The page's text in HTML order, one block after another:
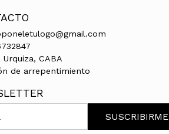
Urquiza, CABA
de arrepentimiento
SUSCRIBIRME